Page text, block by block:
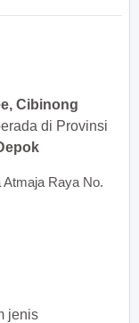
Cibinong
di Provinsi
Raya No.
jenis